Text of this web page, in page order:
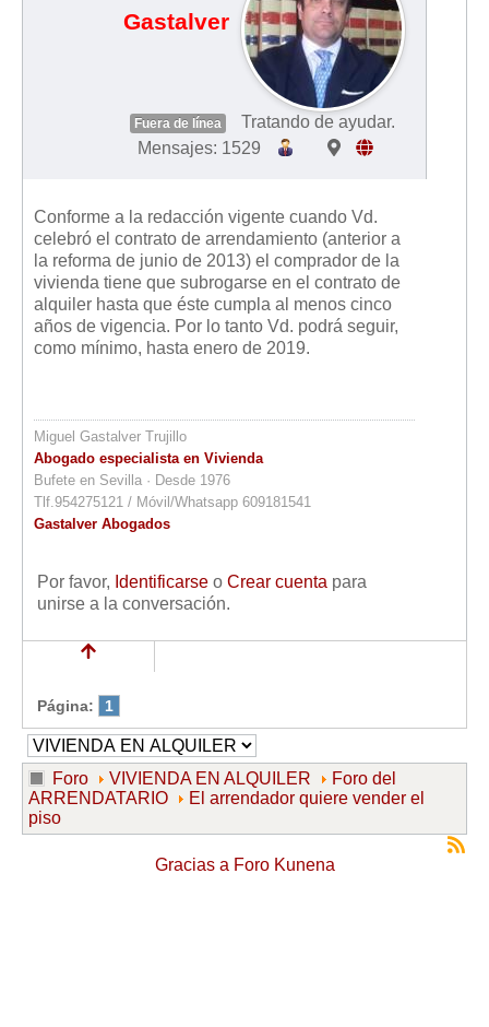
Gastalver
Fuera de línea
Tratando de ayudar.
Mensajes: 1529
Conforme a la redacción vigente cuando Vd.
celebró el contrato de arrendamiento (anterior a
la reforma de junio de 2013) el comprador de la
vivienda tiene que subrogarse en el contrato de
alquiler hasta que éste cumpla al menos cinco
años de vigencia. Por lo tanto Vd. podrá seguir,
como mínimo, hasta enero de 2019.
Miguel Gastalver Trujillo
Abogado especialista en Vivienda
Bufete en Sevilla · Desde 1976
Tlf.954275121 / Móvil/Whatsapp 609181541
Gastalver Abogados
Por favor, Identificarse o Crear cuenta para
unirse a la conversación.
Página: 1
Foro VIVIENDA EN ALQUILER
Foro del
ARRENDATARIO
El arrendador quiere vender el
piso
Gracias a Foro Kunena